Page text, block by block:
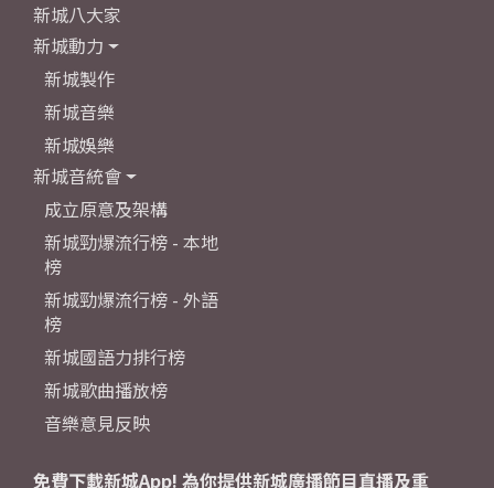
新城八大家
新城動力
新城製作
新城音樂
新城娛樂
新城音統會
成立原意及架構
新城勁爆流行榜 - 本地
榜
新城勁爆流行榜 - 外語
榜
新城國語力排行榜
新城歌曲播放榜
音樂意見反映
免費下載新城App! 為你提供新城廣播節目直播及重